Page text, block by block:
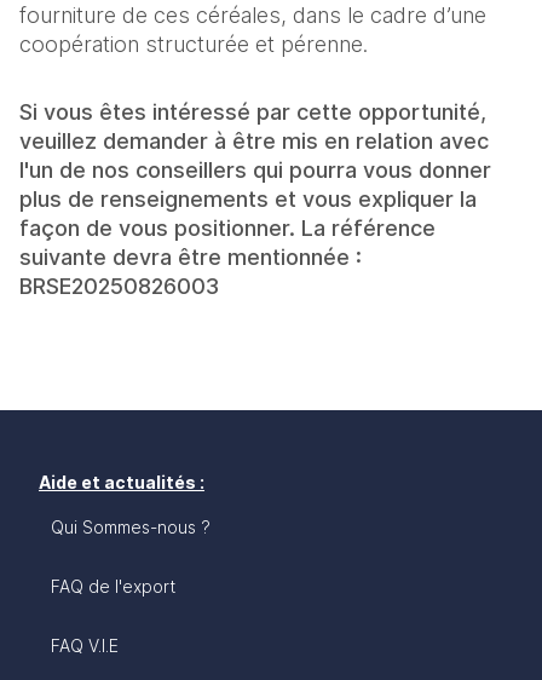
fourniture de ces céréales, dans le cadre d’une
coopération structurée et pérenne.
Si vous êtes intéressé par cette opportunité,
veuillez demander à être mis en relation avec
l'un de nos conseillers qui pourra vous donner
plus de renseignements et vous expliquer la
façon de vous positionner. La référence
suivante devra être mentionnée :
BRSE20250826003
Aide et actualités :
Qui Sommes-nous ?
FAQ de l'export
FAQ V.I.E